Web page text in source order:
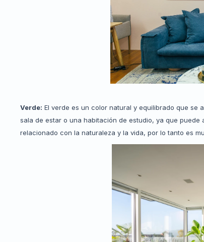
Verde: El verde es un color natural y equilibrado que se
sala de estar o una habitación de estudio, ya que
relacionado con la naturaleza y la vida, por lo tanto es